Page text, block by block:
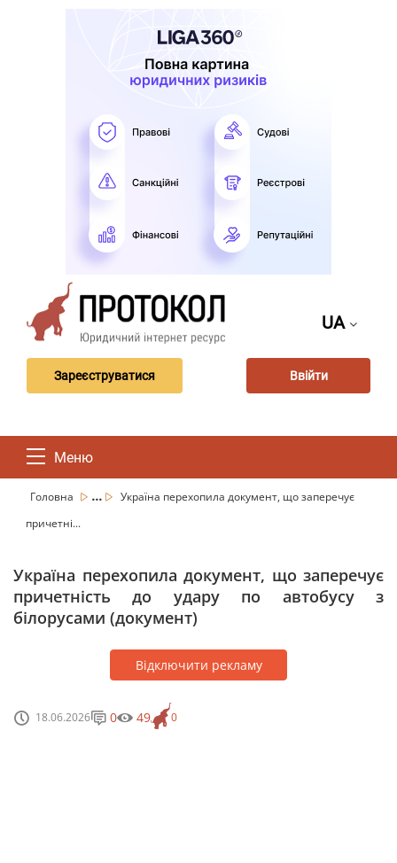
UA
Зареєструватися Ввійти
Меню
Головна ...
Україна перехопила документ, що заперечує
причетні...
Україна перехопила документ, що заперечує
причетність до удару по автобусу з
білорусами (документ)
Відключити рекламу
18.06.2026 0
0 49